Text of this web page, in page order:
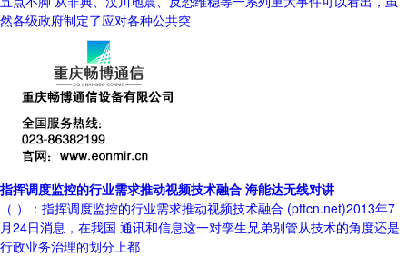
然各级政府制定了应对各种公共突
指挥调度监控的行业需求推动视频技术融合 海能达无线对讲
（ ）：指挥调度监控的行业需求推动视频技术融合 (pttcn.net)2013年7
月24日消息，在我国 通讯和信息这一对孪生兄弟别管从技术的角度还是
行政业务治理的划分上都